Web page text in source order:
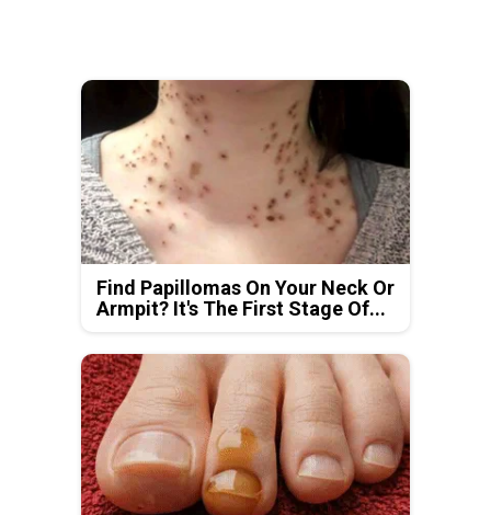
Find Papillomas On Your Neck Or
Armpit? It's The First Stage Of...